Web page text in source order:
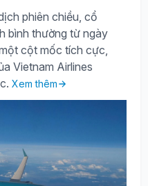
phiên chiều, cổ
bình thường từ ngày
cột mốc tích cực,
Vietnam Airlines
Xem thêm